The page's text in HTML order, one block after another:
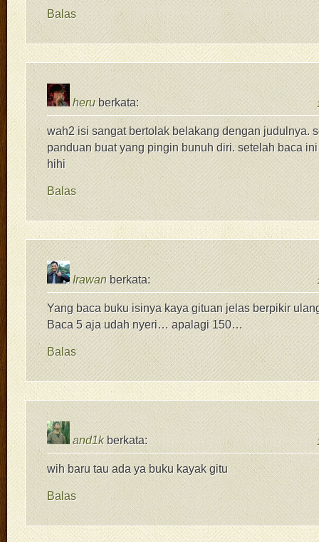
Balas
heru berkata:
wah2 isi sangat bertolak belakang dengan judulnya.
panduan buat yang pingin bunuh diri. setelah baca
hihi
Balas
Irawan berkata:
Yang baca buku isinya kaya gituan jelas berpikir
Baca 5 aja udah nyeri… apalagi 150…
Balas
and1k berkata:
wih baru tau ada ya buku kayak gitu
Balas